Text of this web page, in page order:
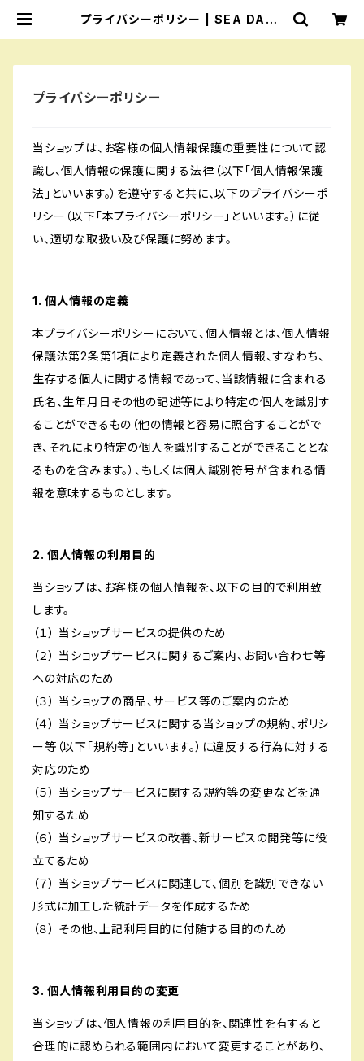
プライバシーポリシー | SEA DAYS
プライバシーポリシー
当ショップは、お客様の個人情報保護の重要性について認
識し、個人情報の保護に関する法律（以下「個人情報保護
法」といいます。）を遵守すると共に、以下のプライバシーポ
リシー（以下「本プライバシーポリシー」といいます。）に従
い、適切な取扱い及び保護に努めます。
1. 個人情報の定義
本プライバシーポリシーにおいて、個人情報とは、個人情報
保護法第2条第1項により定義された個人情報、すなわち、
生存する個人に関する情報であって、当該情報に含まれる
氏名、生年月日その他の記述等により特定の個人を識別す
ることができるもの（他の情報と容易に照合することがで
き、それにより特定の個人を識別することができることとな
るものを含みます。）、もしくは個人識別符号が含まれる情
報を意味するものとします。
2. 個人情報の利用目的
当ショップは、お客様の個人情報を、以下の目的で利用致
します。
（１） 当ショップサービスの提供のため
（２） 当ショップサービスに関するご案内、お問い合わせ等
への対応のため
（３） 当ショップの商品、サービス等のご案内のため
（４） 当ショップサービスに関する当ショップの規約、ポリシ
ー等（以下「規約等」といいます。）に違反する行為に対する
対応のため
（５） 当ショップサービスに関する規約等の変更などを通
知するため
（６） 当ショップサービスの改善、新サービスの開発等に役
立てるため
（７） 当ショップサービスに関連して、個別を識別できない
形式に加工した統計データを作成するため
（８） その他、上記利用目的に付随する目的のため
3. 個人情報利用目的の変更
当ショップは、個人情報の利用目的を、関連性を有すると
合理的に認められる範囲内において変更することがあり、